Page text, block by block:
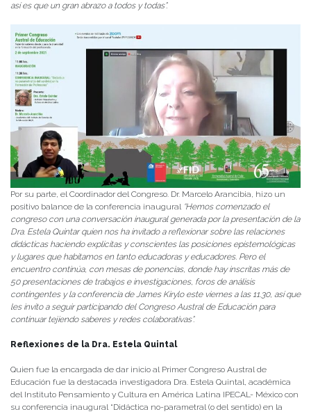
así es que un gran abrazo a todos y todas”.
Por su parte, el Coordinador del Congreso. Dr. Marcelo Arancibia, hizo un
positivo balance de la conferencia inaugural “Hemos comenzado el
congreso con una conversación inaugural generada por la presentación de la
Dra. Estela Quintar quien nos ha invitado a reflexionar sobre las relaciones
didácticas haciendo explicitas y conscientes las posiciones epistemológicas
y lugares que habitamos en tanto educadoras y educadores. Pero el
encuentro continúa, con mesas de ponencias, donde hay inscritas más de
50 presentaciones de trabajos e investigaciones, foros de análisis
contingentes y la conferencia de James Kirylo este viernes a las 11.30, así que
les invito a seguir participando del Congreso Austral de Educación para
continuar tejiendo saberes y redes colaborativas”.
Reflexiones de la Dra. Estela Quintal
Quien fue la encargada de dar inicio al Primer Congreso Austral de
Educación fue la destacada investigadora Dra. Estela Quintal, académica
del Instituto Pensamiento y Cultura en América Latina IPECAL- México con
su conferencia inaugural “Didáctica no-parametral (o del sentido) en la